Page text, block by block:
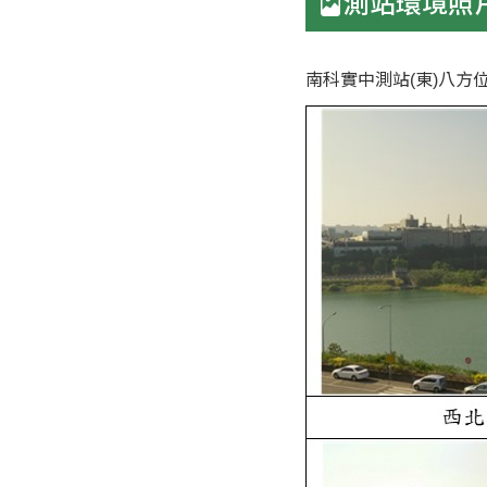
南科實中測站(東)八方